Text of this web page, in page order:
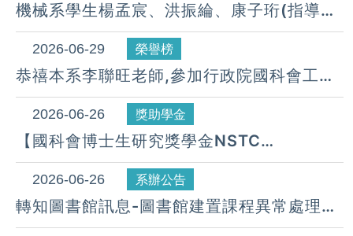
機械系學生楊孟宸、洪振綸、康子珩(指導教
授：李聯旺老師)參加2026智慧健康科技創
新競賽，榮獲：進階組第三名。
（115.06.23）
2026-06-29 榮譽榜
恭禧本系李聯旺老師,參加行政院國科會工程
處控制學門-114年度成果報告研討會， 執行
研究計畫， 榮獲-成果海報特優獎。
(115.06)
2026-06-26 獎助學金
【國科會博士生研究獎學金NSTC
GRADUATE RESEARCH FELLOWSHIP】
請8/7(五)繳交至系辦，115年獎勵開始申請
APPLICATIONS FOR THE 2026
FELLOWSHIP ARE NOW OPEN
2026-06-26 系辦公告
轉知圖書館訊息-圖書館建置課程異常處理說
明 TEMPORARY ISSUE WITH LIBRARY-